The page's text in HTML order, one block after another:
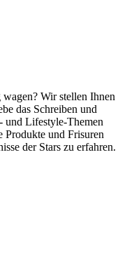
Wir stellen Ihnen
das Schreiben und
und Lifestyle-Themen
Produkte und Frisuren
der Stars zu erfahren.